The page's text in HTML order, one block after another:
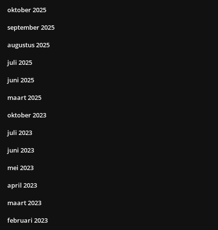
oktober 2025
september 2025
augustus 2025
juli 2025
juni 2025
maart 2025
oktober 2023
juli 2023
juni 2023
mei 2023
april 2023
maart 2023
februari 2023